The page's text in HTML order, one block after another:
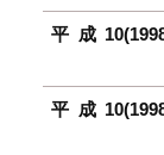
平成
平成